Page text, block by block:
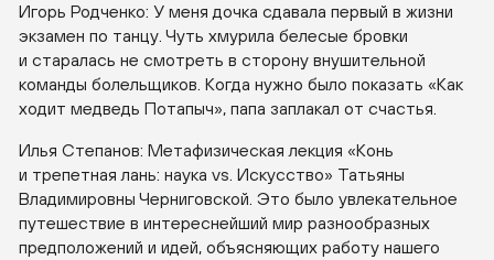
Игорь Родченко: У меня дочка сдавала первый в жизни
экзамен по танцу. Чуть хмурила белесые бровки
и старалась не смотреть в сторону внушительной
команды болельщиков. Когда нужно было показать «Как
ходит медведь Потапыч», папа заплакал от счастья.
Илья Степанов: Метафизическая лекция «Конь
и трепетная лань: наука vs. Искусство» Татьяны
Владимировны Черниговской. Это было увлекательное
путешествие в интереснейший мир разнообразных
предположений и идей, объясняющих работу нашего